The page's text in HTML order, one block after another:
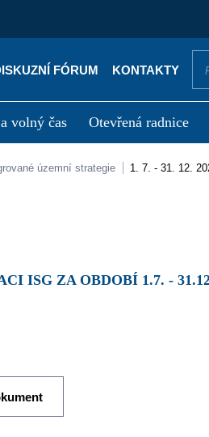
FÓRUM KONTAKTY
volný čas Otevřená radnice
Potřebuji vyřídit
územní strategie 1. 7. - 31. 12.
ISG ZA OBDOBÍ 1.7. -